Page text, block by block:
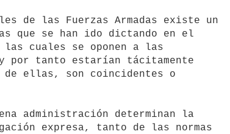
de las Fuerzas Armadas existe un
que se han ido dictando en el
cuales se oponen a las
por tanto estarían tácitamente
de ellas, son coincidentes o
administración determinan la
expresa, tanto de las normas